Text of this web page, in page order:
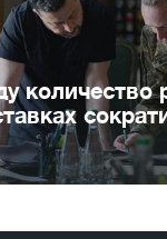
количество